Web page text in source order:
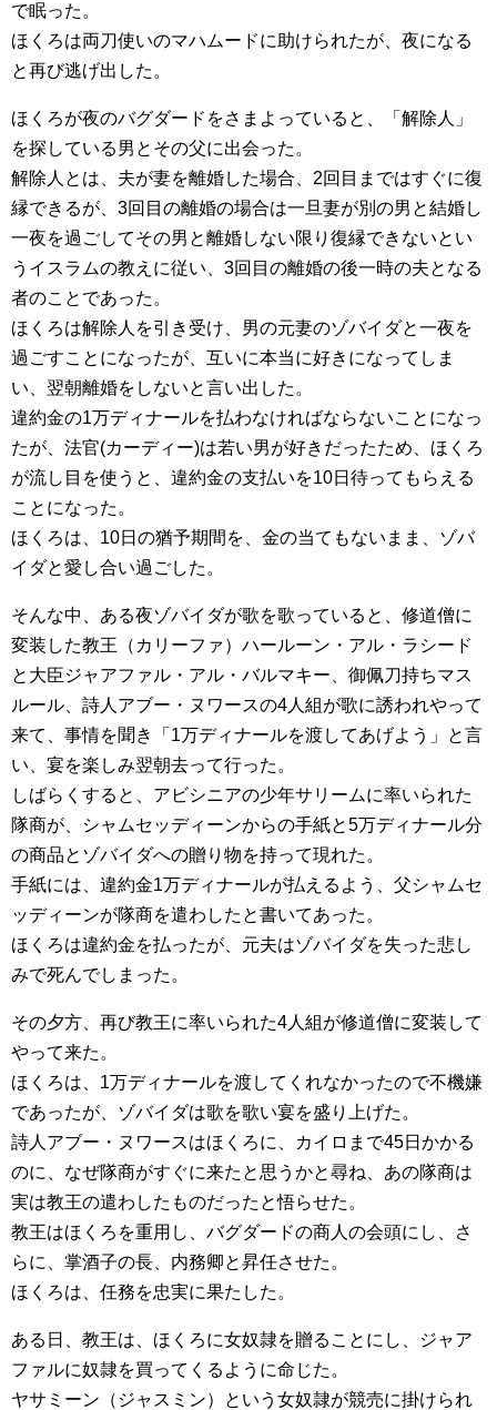
で眠った。
ほくろは両刀使いのマハムードに助けられたが、夜になる
と再び逃げ出した。
ほくろが夜のバグダードをさまよっていると、「解除人」
を探している男とその父に出会った。
解除人とは、夫が妻を離婚した場合、2回目まではすぐに復
縁できるが、3回目の離婚の場合は一旦妻が別の男と結婚し
一夜を過ごしてその男と離婚しない限り復縁できないとい
うイスラムの教えに従い、3回目の離婚の後一時の夫となる
者のことであった。
ほくろは解除人を引き受け、男の元妻のゾバイダと一夜を
過ごすことになったが、互いに本当に好きになってしま
い、翌朝離婚をしないと言い出した。
違約金の1万ディナールを払わなければならないことになっ
たが、法官(カーディー)は若い男が好きだったため、ほくろ
が流し目を使うと、違約金の支払いを10日待ってもらえる
ことになった。
ほくろは、10日の猶予期間を、金の当てもないまま、ゾバ
イダと愛し合い過ごした。
そんな中、ある夜ゾバイダが歌を歌っていると、修道僧に
変装した教王（カリーファ）ハールーン・アル・ラシード
と大臣ジャアファル・アル・バルマキー、御佩刀持ちマス
ルール、詩人アブー・ヌワースの4人組が歌に誘われやって
来て、事情を聞き「1万ディナールを渡してあげよう」と言
い、宴を楽しみ翌朝去って行った。
しばらくすると、アビシニアの少年サリームに率いられた
隊商が、シャムセッディーンからの手紙と5万ディナール分
の商品とゾバイダへの贈り物を持って現れた。
手紙には、違約金1万ディナールが払えるよう、父シャムセ
ッディーンが隊商を遣わしたと書いてあった。
ほくろは違約金を払ったが、元夫はゾバイダを失った悲し
みで死んでしまった。
その夕方、再び教王に率いられた4人組が修道僧に変装して
やって来た。
ほくろは、1万ディナールを渡してくれなかったので不機嫌
であったが、ゾバイダは歌を歌い宴を盛り上げた。
詩人アブー・ヌワースはほくろに、カイロまで45日かかる
のに、なぜ隊商がすぐに来たと思うかと尋ね、あの隊商は
実は教王の遣わしたものだったと悟らせた。
教王はほくろを重用し、バグダードの商人の会頭にし、さ
らに、掌酒子の長、内務卿と昇任させた。
ほくろは、任務を忠実に果たした。
ある日、教王は、ほくろに女奴隷を贈ることにし、ジャア
ファルに奴隷を買ってくるように命じた。
ヤサミーン（ジャスミン）という女奴隷が競売に掛けられ